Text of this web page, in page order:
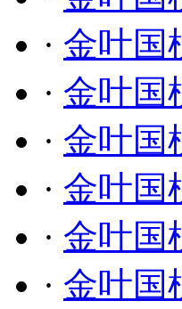
· 金叶国
· 金叶国
· 金叶国
· 金叶国
· 金叶国
· 金叶国